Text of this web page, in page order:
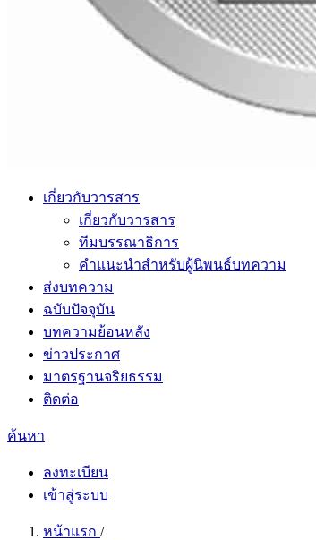
เกี่ยวกับวารสาร
เกี่ยวกับวารสาร
ทีมบรรณาธิการ
คำแนะนำสำหรับผู้นิพนธ์บทความ
ส่งบทความ
ฉบับปัจจุบัน
บทความย้อนหลัง
ข่าวประกาศ
มาตรฐานจริยธรรม
ติดต่อ
ค้นหา
ลงทะเบียน
เข้าสู่ระบบ
หน้าแรก /